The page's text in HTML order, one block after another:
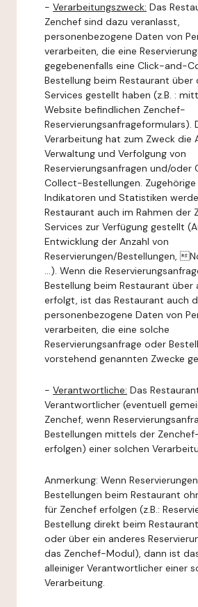
- Verarbeitungszweck: Das
Zenchef sind dazu veranlasst,
personenbezogene Daten von
verarbeiten, die eine
gegebenenfalls eine Click-and-
Bestellung beim Restaurant über
Services gestellt haben (z.B. :
Website befindlichen Zenchef-
Reservierungsanfrageformulars).
Verarbeitung hat zum Zweck die
Verwaltung und Verfolgung von
Reservierungsanfragen und/oder
Collect-Bestellungen. Zugehörige
Indikatoren und Statistiken
Restaurant auch im Rahmen der
Services zur Verfügung gestellt
Entwicklung der Anzahl von
Reservierungen/Bestellungen,
...). Wenn die
Bestellung beim Restaurant über
erfolgt, ist das Restaurant auch
personenbezogene Daten von
verarbeiten, die eine solche
Reservierungsanfrage oder
vorstehend genannten Zwecke
- Verantwortliche: Das
Verantwortlicher (eventuell
Zenchef, wenn
Bestellungen mittels der
erfolgen) einer solchen
Anmerkung: Wenn
Bestellungen beim Restaurant
für Zenchef erfolgen (z.B.:
Bestellung direkt beim
oder über ein anderes
das Zenchef-Modul), dann ist
alleiniger Verantwortlicher einer
Verarbeitung.